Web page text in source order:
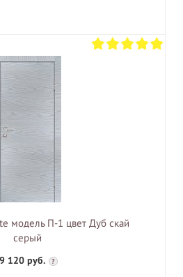
модель П-1 цвет Дуб скай
серый
9 120 руб. ?